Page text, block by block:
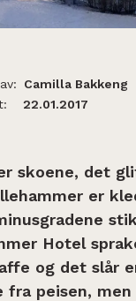
Camilla Bakkeng
22.01.2017
skoene, det
er
Hotel
og det slår
fra peisen,